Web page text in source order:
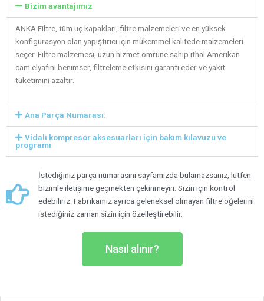
Bizim avantajımız
ANKA Filtre, tüm uç kapakları, filtre malzemeleri ve en yüksek
konfigürasyon olan yapıştırıcı için mükemmel kalitede malzemeleri
seçer. Filtre malzemesi, uzun hizmet ömrüne sahip ithal Amerikan
cam elyafını benimser, filtreleme etkisini garanti eder ve yakıt
tüketimini azaltır.
Ana Parça Numarası:
Vidalı kompresör aksesuarları için bakım kılavuzu ve
programı
İstediğiniz parça numarasını sayfamızda bulamazsanız, lütfen
bizimle iletişime geçmekten çekinmeyin. Sizin için kontrol
edebiliriz. Fabrikamız ayrıca geleneksel olmayan filtre öğelerini
istediğiniz zaman sizin için özelleştirebilir.
Nasıl alınır?